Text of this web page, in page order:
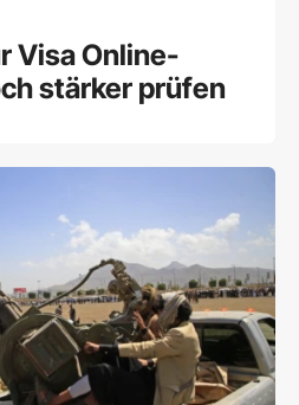
Visa Online-
stärker prüfen